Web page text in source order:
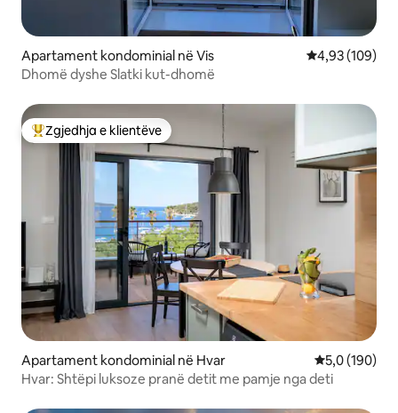
Apartament kondominial në Vis Vlerësimi
4,93 (109)
Dhomë dyshe Slatki kut-dhomë
Më të mirat e zgjedhjeve të klientëve
Zgjedhja e klientëve
Apartament kondominial në Hvar Vlerësimi
5,0 (190)
Hvar: Shtëpi luksoze pranë detit me pamje nga deti